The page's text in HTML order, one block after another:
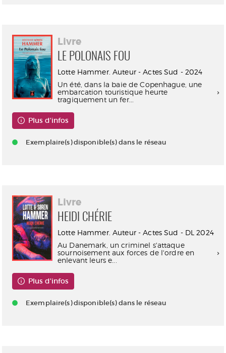
Livre
LE POLONAIS FOU
Lotte Hammer. Auteur - Actes Sud - 2024
Un été, dans la baie de Copenhague, une
embarcation touristique heurte
tragiquement un fer...
Plus d'infos
Exemplaire(s) disponible(s) dans le réseau
Livre
HEIDI CHÉRIE
Lotte Hammer. Auteur - Actes Sud - DL 2024
Au Danemark, un criminel s'attaque
sournoisement aux forces de l'ordre en
enlevant leurs e...
Plus d'infos
Exemplaire(s) disponible(s) dans le réseau